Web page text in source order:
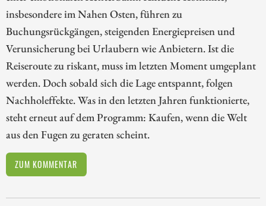
insbesondere im Nahen Osten, führen zu
Buchungsrückgängen, steigenden Energiepreisen und
Verunsicherung bei Urlaubern wie Anbietern. Ist die
Reiseroute zu riskant, muss im letzten Moment umgeplant
werden. Doch sobald sich die Lage entspannt, folgen
Nachholeffekte. Was in den letzten Jahren funktionierte,
steht erneut auf dem Programm: Kaufen, wenn die Welt
aus den Fugen zu geraten scheint.
ZUM KOMMENTAR